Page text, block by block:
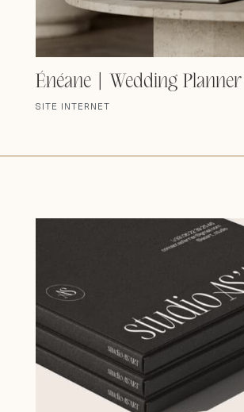
Énéane | Wedding Planner
SITE INTERNET